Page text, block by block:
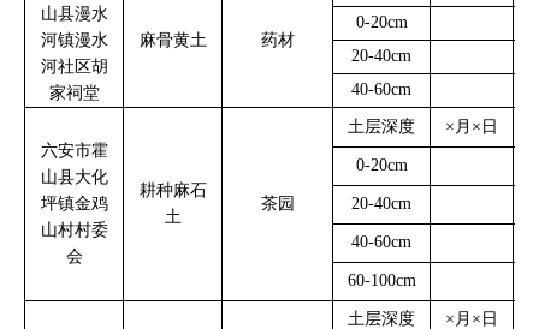
山县漫水
河镇漫水
河社区胡
家祠堂
麻骨黄土 药材
0-20cm
20-40cm
40-60cm
六安市霍
山县大化
坪镇金鸡
山村村委
会
耕种麻石
土
茶园
土层深度 × 月 × 日
0-20cm
20-40cm
40-60cm
60-100cm
土层深度 × 月 × 日